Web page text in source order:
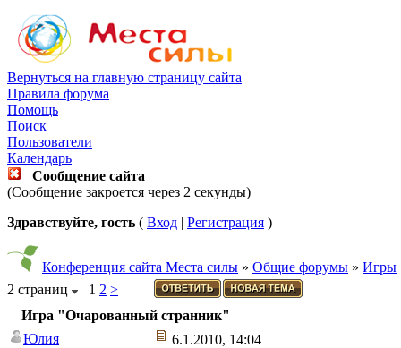
Вернуться на главную страницу сайта
Правила форума
Помощь
Поиск
Пользователи
Календарь
Сообщение сайта
(Сообщение закроется через 2 секунды)
Здравствуйте, гость ( Вход | Регистрация )
Конференция сайта Места силы » Общие форумы » Игры
2 страниц
1 2 >
Игра "Очарованный странник"
Юлия
6.1.2010, 14:04